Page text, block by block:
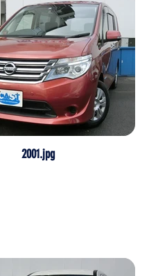
2001.jpg